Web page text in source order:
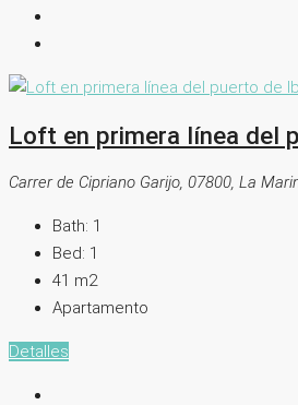
Loft en primera línea del
Carrer de Cipriano Garijo, 07800, La
Bath: 1
Bed: 1
41 m2
Apartamento
Detalles